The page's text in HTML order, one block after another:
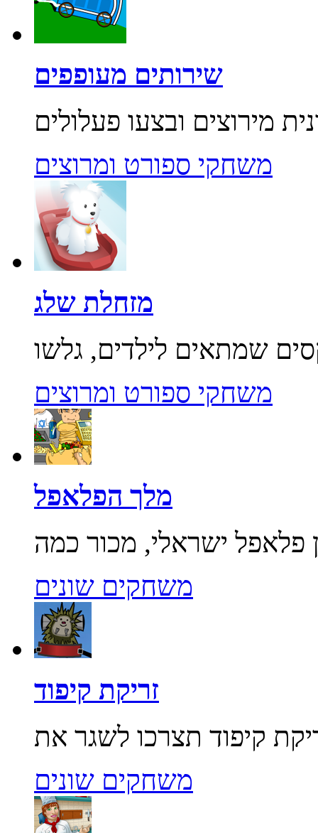
שירותים מעופפים
משחקי ספורט ומרוצים
מזחלת שלג
משחקי ספורט ומרוצים
מלך הפלאפל
משחקים שונים
זריקת קיפוד
משחקים שונים